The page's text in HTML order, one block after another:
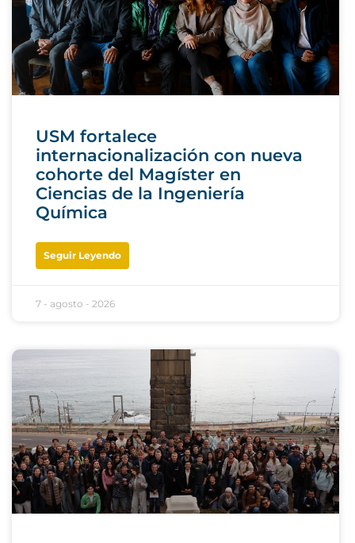
USM fortalece
internacionalización con nueva
cohorte del Magíster en
Ciencias de la Ingeniería
Química
Seguir Leyendo
7 - agosto - 2026